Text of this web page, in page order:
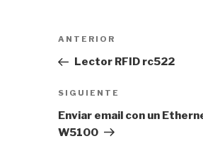
entradas
Entrada
anterior:
ANTERIOR
Lector RFID rc522
Siguiente
entrada
SIGUIENTE
Enviar email con un
W5100